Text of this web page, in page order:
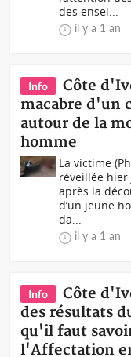
des ensei...
il y a 1 an
Info
Côte
macabre d'un
autour de la
homme
La victime
réveillée
après la
d’un jeune
da...
il y a 1 an
Info
Côte
des résultats
qu'il faut
l'Affectation